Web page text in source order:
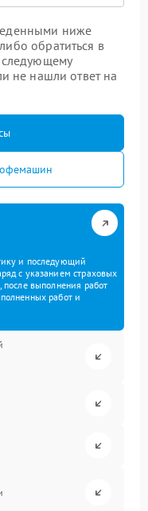
ниже
обратиться в
следующему
не нашли ответ на
и последующий
с указанием страховых
после выполнения работ
работ и